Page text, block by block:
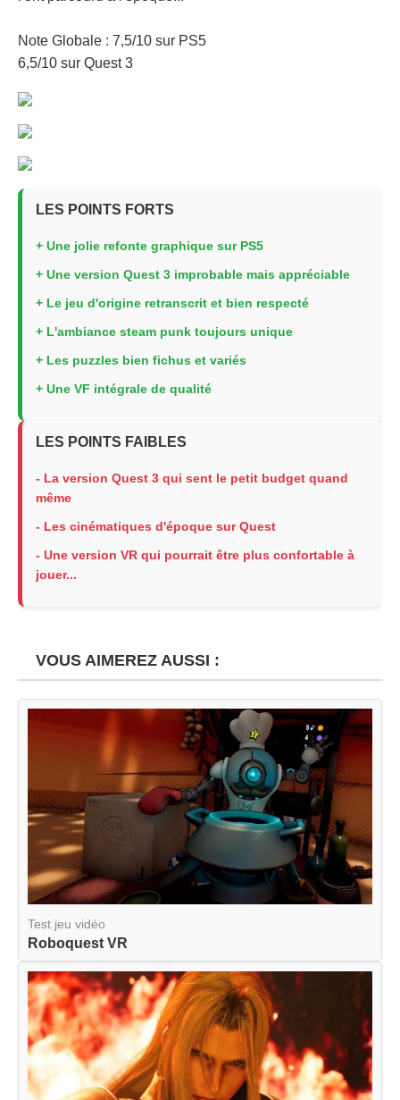
Note Globale : 7,5/10 sur PS5
6,5/10 sur Quest 3
LES POINTS FORTS
+ Une jolie refonte graphique sur PS5
+ Une version Quest 3 improbable mais appréciable
+ Le jeu d'origine retranscrit et bien respecté
+ L'ambiance steam punk toujours unique
+ Les puzzles bien fichus et variés
+ Une VF intégrale de qualité
LES POINTS FAIBLES
- La version Quest 3 qui sent le petit budget quand
même
- Les cinématiques d'époque sur Quest
- Une version VR qui pourrait être plus confortable à
jouer...
VOUS AIMEREZ AUSSI :
Test jeu vidéo
Roboquest VR